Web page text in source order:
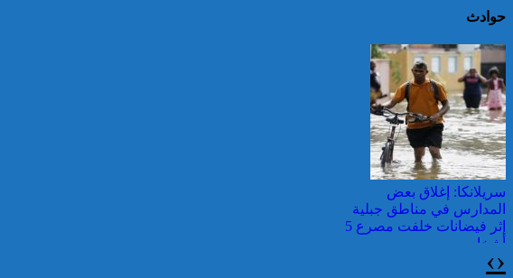
حوادث
سريلانكا: إغلاق بعض
المدارس في مناطق جبلية
إثر فيضانات خلفت مصرع 5
أشخاص
‹
›